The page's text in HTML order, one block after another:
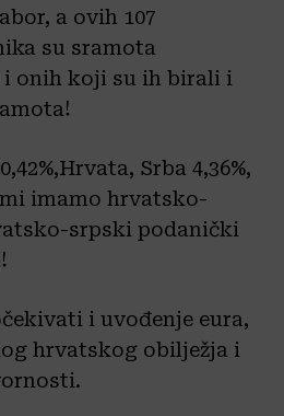
a ovih 107
su sramota
onih koji su ih birali i
Srba 4,36%,
mi imamo hrvatsko-
srpski podanički
i uvođenje eura,
hrvatskog obilježja i